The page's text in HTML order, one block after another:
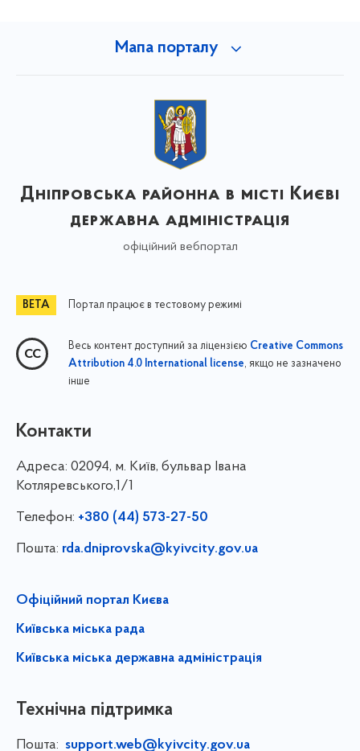
Мапа порталу
Дніпровська районна в місті Києві
державна адміністрація
офіційний вебпортал
Портал працює в тестовому режимі
Весь контент доступний за ліцензією Creative Commons
Attribution 4.0 International license, якщо не зазначено
інше
Контакти
Адреса: 02094, м. Київ, бульвар Івана
Котляревського,1/1
Телефон: +380 (44) 573-27-50
Пошта: rda.dniprovska@kyivcity.gov.ua
Офіційний портал Києва
Київська міська рада
Київська міська державна адміністрація
Технічна підтримка
Пошта: support.web@kyivcity.gov.ua